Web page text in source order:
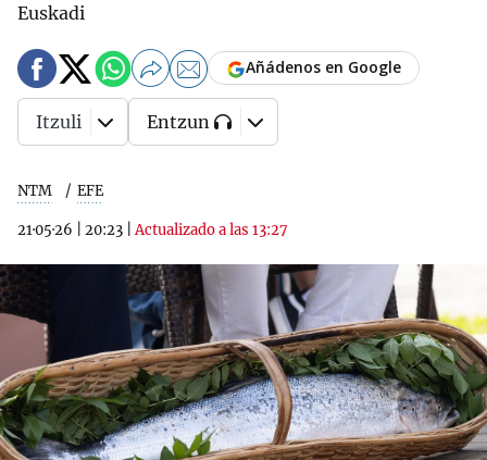
Euskadi
NTM EFE
21·05·26 20:23 |Actualizado a las 13:27
Añádenos en Google
Itzuli Entzun